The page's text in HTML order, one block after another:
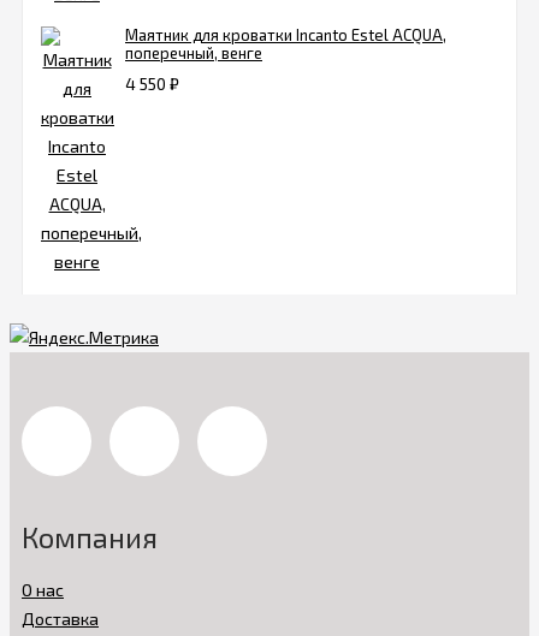
Маятник для кроватки Incanto Estel ACQUA,
поперечный, венге
4 550 ₽
Компания
О нас
Доставка